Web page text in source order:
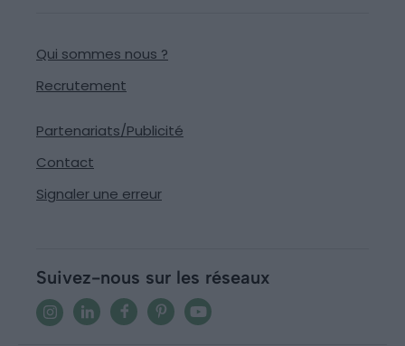
Qui sommes nous ?
Recrutement
Partenariats/Publicité
Contact
Signaler une erreur
Suivez-nous sur les réseaux